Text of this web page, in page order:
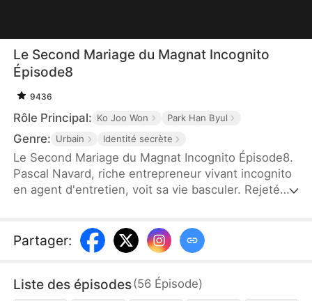
Le Second Mariage du Magnat Incognito
Épisode8
9436
Rôle Principal: Ko Joo Won Park Han Byul
Genre: Urbain Identité secrète
Le Second Mariage du Magnat Incognito Épisode8.
Pascal Navard, riche entrepreneur vivant incognito
en agent d'entretien, voit sa vie basculer. Rejeté
Mais Solène est accusée d'avoir offert un faux
tableau, et frôle la faillite. Quand Pascal est
du ministre, elle prend sa défense. La véritable
Partager:
Liste des épisodes(56 Épisode)